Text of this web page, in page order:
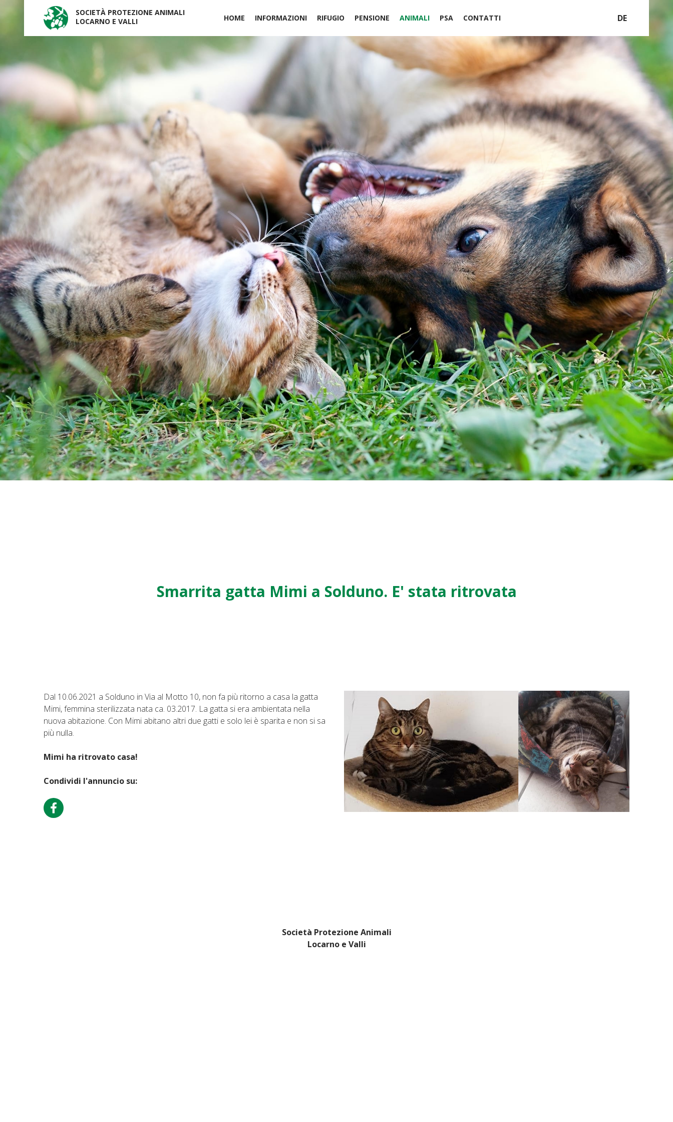
SOCIETÀ PROTEZIONE ANIMALI
LOCARNO E VALLI
HOME INFORMAZIONI RIFUGIO PENSIONE ANIMALI PSA CONTATTI DE
Smarrita gatta Mimi a Solduno. E' stata ritrovata
Dal 10.06.2021 a Solduno in Via al Motto 10, non fa più ritorno a casa la gatta
Mimi, femmina sterilizzata nata ca. 03.2017. La gatta si era ambientata nella
nuova abitazione. Con Mimi abitano altri due gatti e solo lei è sparita e non si sa
più nulla.
Mimi ha ritrovato casa!
Condividi l'annuncio su:
Società Protezione Animali
Locarno e Valli